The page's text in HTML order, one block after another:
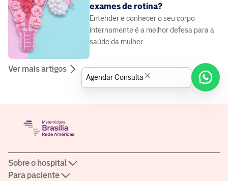
exames de rotina?
Entender e conhecer o seu corpo
internamente é a melhor defesa para a
saúde da mulher
Ver mais artigos
Sobre o hospital
Para paciente
Agendar Consulta